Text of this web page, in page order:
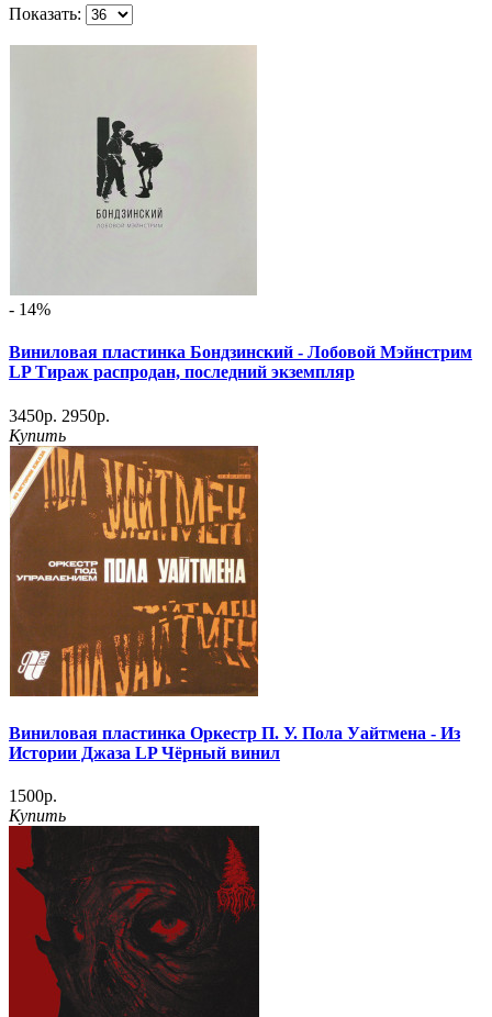
Показать:
- 14%
Виниловая пластинка Бондзинский - Лобовой Мэйнстрим
LP Тираж распродан, последний экземпляр
3450р. 2950р.
Купить
Виниловая пластинка Оркестр П. У. Пола Уайтмена - Из
Истории Джаза LP Чёрный винил
1500р.
Купить